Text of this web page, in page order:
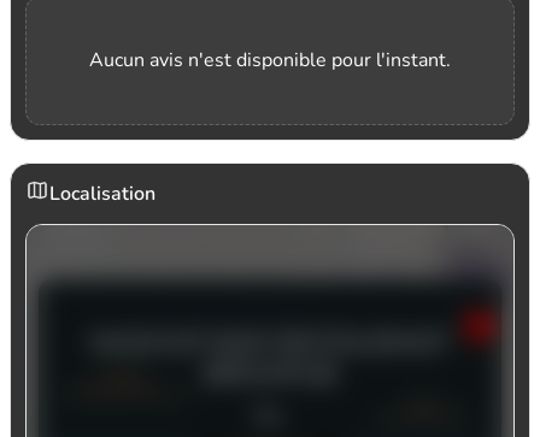
Aucun avis n'est disponible pour l'instant.
Localisation